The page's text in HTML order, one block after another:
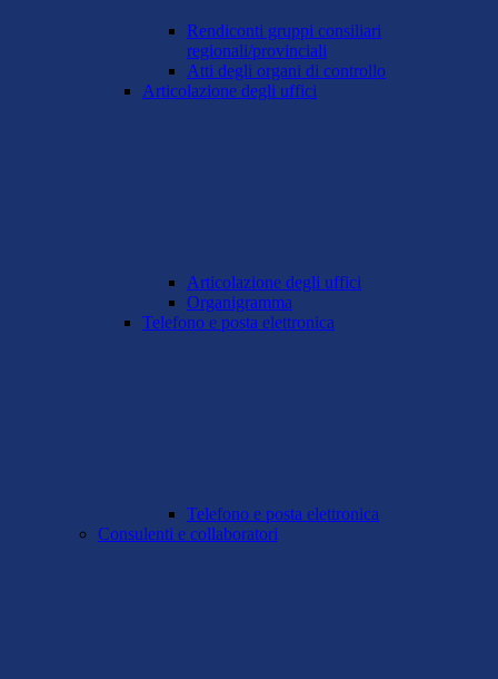
Rendiconti gruppi consiliari
regionali/provinciali
Atti degli organi di controllo
Articolazione degli uffici
Articolazione degli uffici
Organigramma
Telefono e posta elettronica
Telefono e posta elettronica
Consulenti e collaboratori